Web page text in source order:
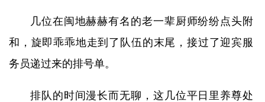
几位在闽地赫赫有名的老一辈厨师纷纷点头附
和，旋即乖乖地走到了队伍的末尾，接过了迎宾服
务员递过来的排号单。
排队的时间漫长而无聊，这几位平日里养尊处